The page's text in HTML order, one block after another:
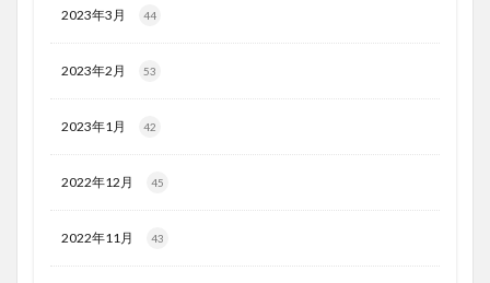
2023年3月 44
2023年2月 53
2023年1月 42
2022年12月 45
2022年11月 43